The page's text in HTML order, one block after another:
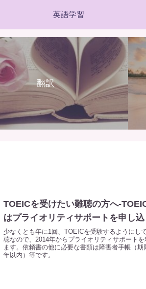
英語学習
翻訳
TOEICを受けたい難聴の方へ-
はプライオリティサポートを申し込
少なくとも年に1回、TOEICを受験するようにし
聴なので、2014年からプライオリティサポート
ます。依頼書の他に必要な書類は障害者手帳（
年以内）等です。